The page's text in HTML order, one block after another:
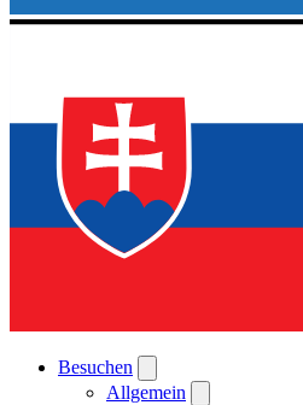
Besuchen
Allgemein